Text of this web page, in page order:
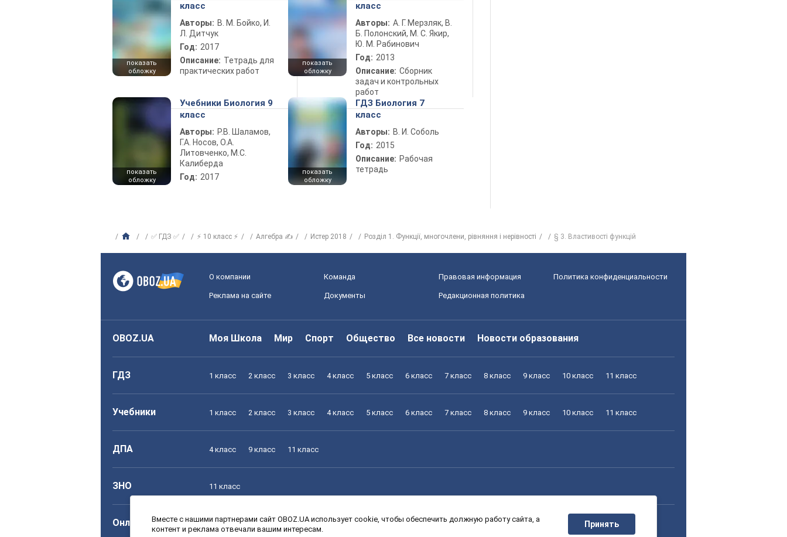
показать
обложку
класс
Авторы: В. М. Бойко, И.
Л. Дитчук
Год: 2017
Описание: Тетрадь для
практических работ
показать
обложку
класс
Авторы: А. Г. Мерзляк, В.
Б. Полонский, М. С. Якир,
Ю. М. Рабинович
Год: 2013
Описание: Сборник
задач и контрольных
работ
показать
обложку
Учебники Биология 9
класс
Авторы: Р.В. Шаламов,
Г.А. Носов, О.А.
Литовченко, М.С.
Калиберда
Год: 2017
показать
обложку
ГДЗ Биология 7
класс
Авторы: В. И. Соболь
Год: 2015
Описание: Рабочая
тетрадь
✅ ГДЗ ✅ ⚡ 10 класс ⚡ Алгебра ✍ Истер 2018 Розділ 1. Функції, многочлени, рівняння і нерівності § 3. Властивості функцій
О компании Команда Правовая информация Политика конфиденциальности
Реклама на сайте Документы Редакционная политика
OBOZ.UA Моя Школа Мир Спорт Общество Все новости Новости образования
ГДЗ 1 класс 2 класс 3 класс 4 класс 5 класс 6 класс 7 класс 8 класс 9 класс 10 класс 11 класс
Учебники 1 класс 2 класс 3 класс 4 класс 5 класс 6 класс 7 класс 8 класс 9 класс 10 класс 11 класс
ДПА 4 класс 9 класс 11 класс
ЗНО 11 класс
Онлайн уроки 1 класс 2 класс 3 класс 4 класс 5 класс 6 класс 7 класс 8 класс 9 класс 10 класс 11 класс
Вместе с нашими партнерами сайт OBOZ.UA использует cookie, чтобы обеспечить должную работу сайта, а
контент и реклама отвечали вашим интересам.
Принять